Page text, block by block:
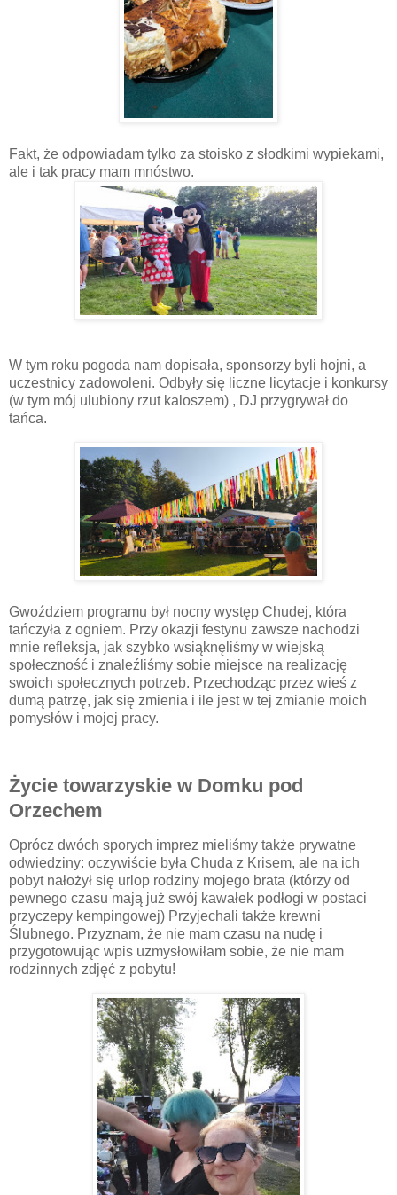
Fakt, że odpowiadam tylko za stoisko z słodkimi wypiekami,
ale i tak pracy mam mnóstwo.
W tym roku pogoda nam dopisała, sponsorzy byli hojni, a
uczestnicy zadowoleni. Odbyły się liczne licytacje i konkursy
(w tym mój ulubiony rzut kaloszem) , DJ przygrywał do
tańca.
Gwoździem programu był nocny występ Chudej, która
tańczyła z ogniem. Przy okazji festynu zawsze nachodzi
mnie refleksja, jak szybko wsiąknęliśmy w wiejską
społeczność i znaleźliśmy sobie miejsce na realizację
swoich społecznych potrzeb. Przechodząc przez wieś z
dumą patrzę, jak się zmienia i ile jest w tej zmianie moich
pomysłów i mojej pracy.
Życie towarzyskie w Domku pod
Orzechem
Oprócz dwóch sporych imprez mieliśmy także prywatne
odwiedziny: oczywiście była Chuda z Krisem, ale na ich
pobyt nałożył się urlop rodziny mojego brata (którzy od
pewnego czasu mają już swój kawałek podłogi w postaci
przyczepy kempingowej) Przyjechali także krewni
Ślubnego. Przyznam, że nie mam czasu na nudę i
przygotowując wpis uzmysłowiłam sobie, że nie mam
rodzinnych zdjęć z pobytu!